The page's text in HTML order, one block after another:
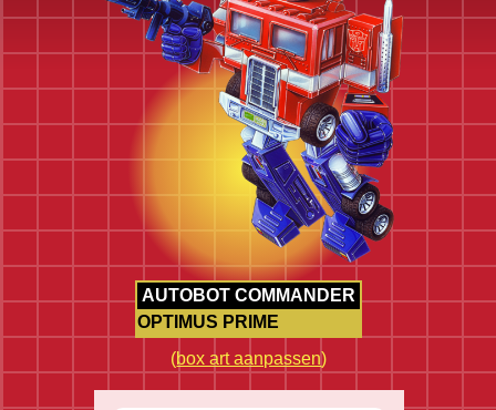
AUTOBOT COMMANDER
OPTIMUS PRIME
(box art aanpassen)